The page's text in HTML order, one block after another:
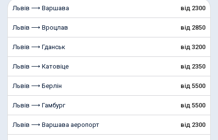
Львів ⟶ Варшава від 2300
Львів ⟶ Вроцлав від 2850
Львів ⟶ Гданськ від 3200
Львів ⟶ Катовіце від 2350
Львів ⟶ Берлін від 5500
Львів ⟶ Гамбург від 5500
Львів ⟶ Варшава аеропорт від 2300